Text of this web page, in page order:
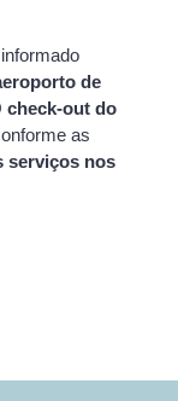
de
check-out do
as
serviços nos